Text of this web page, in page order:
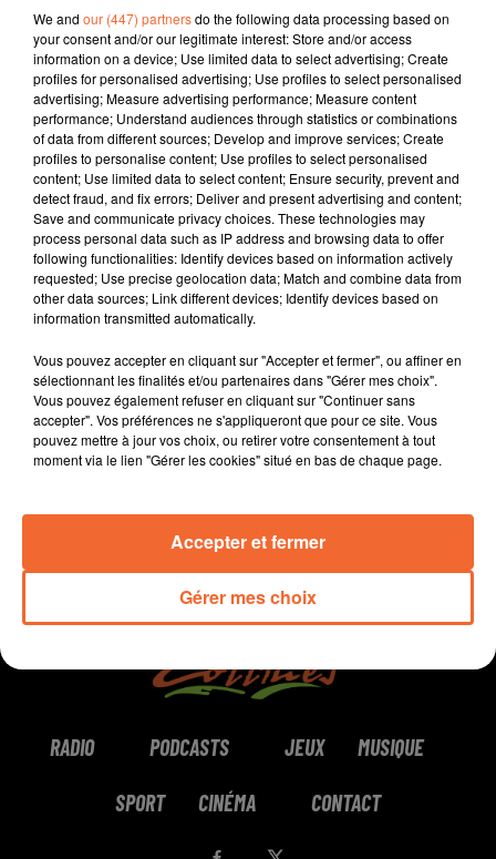
coup de coeur cinéma
27 mars 2024 - 2 min 20 sec
IL RESTE ENCORE DEMAIN
David Puaud
Coup de coeur cinéma
Chaque mercredi, dans notre Actu Ciné à 17h15,
Morgan, programmateur au Fauteuil Rouge à
Bressuire, vous propose son coup de coeur.
0:00 2 min 20 sec
RADIO PODCASTS JEUX MUSIQUE
SPORT CINÉMA CONTACT
We and our (447) partnersdo the following data processing based on
your consent and/or our legitimate interest: Store and/or access
information on a device; Use limited data to select advertising; Create
profiles for personalised advertising; Use profiles to select personalised
advertising; Measure advertising performance; Measure content
performance; Understand audiences through statistics or combinations
of data from different sources; Develop and improve services; Create
profiles to personalise content; Use profiles to select personalised
content; Use limited data to select content; Ensure security, prevent and
detect fraud, and fix errors; Deliver and present advertising and content;
Save and communicate privacy choices. These technologies may
process personal data such as IP address and browsing data to offer
following functionalities: Identify devices based on information actively
requested; Use precise geolocation data; Match and combine data from
other data sources; Link different devices; Identify devices based on
information transmitted automatically.
Vous pouvez accepter en cliquant sur "Accepter et fermer", ou affiner en
sélectionnant les finalités et/ou partenaires dans "Gérer mes choix".
Vous pouvez également refuser en cliquant sur "Continuer sans
accepter". Vos préférences ne s'appliqueront que pour ce site. Vous
pouvez mettre à jour vos choix, ou retirer votre consentement à tout
moment via le lien "Gérer les cookies" situé en bas de chaque page.
Gérer mes choix
Accepter et fermer